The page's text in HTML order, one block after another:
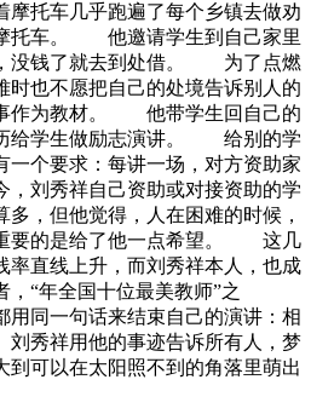
托车几乎跑遍了每个乡镇去做劝
托车。 他邀请学生到自己家里
没钱了就去到处借。 为了点燃
时也不愿把自己的处境告诉别人的
作为教材。 他带学生回自己的
给学生做励志演讲。 给别的学
一个要求：每讲一场，对方资助家
刘秀祥自己资助或对接资助的学
但他觉得，人在困难的时候，
要的是给了他一点希望。 这几
率直线上升，而刘秀祥本人，也成
“年全国十位最美教师”之
同一句话来结束自己的演讲：相
秀祥用他的事迹告诉所有人，梦
到可以在太阳照不到的角落里萌出